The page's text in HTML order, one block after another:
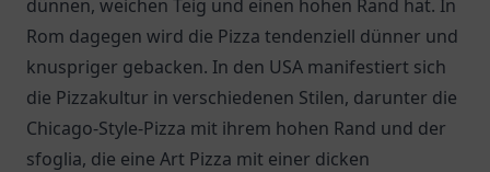
dünnen, weichen Teig und einen hohen Rand hat. In
Rom dagegen wird die Pizza tendenziell dünner und
knuspriger gebacken. In den USA manifestiert sich
die Pizzakultur in verschiedenen Stilen, darunter die
Chicago-Style-Pizza mit ihrem hohen Rand und der
sfoglia, die eine Art Pizza mit einer dicken